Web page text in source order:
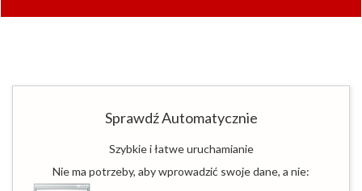
Sprawdź Automatycznie
Szybkie i łatwe uruchamianie
Nie ma potrzeby, aby wprowadzić swoje dane, a nie: